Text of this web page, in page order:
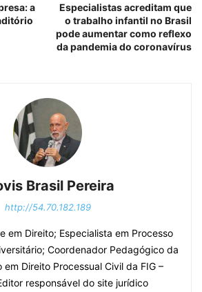
a
Especialistas acreditam que
o trabalho infantil no Brasil
pode aumentar como reflexo
da pandemia do coronavírus
Brasil Pereira
http://54.70.182.189
em Direito; Especialista em Processo
Coordenador Pedagógico da
em Direito Processual Civil da FIG –
responsável do site jurídico